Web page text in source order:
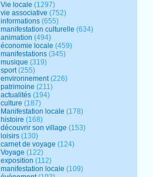
Vie locale (1297)
vie associative (752)
informations (655)
manifestation culturelle (634)
animation (494)
économie locale (459)
manifestations (345)
musique (319)
sport(255)
environnement(226)
patrimoine (211)
actualités (194)
culture (187)
Manifestation locale (178)
histoire (168)
découvrir son village (153)
loisirs (130)
carnet de voyage (124)
Voyage (122)
exposition (112)
manifestation locale (109)